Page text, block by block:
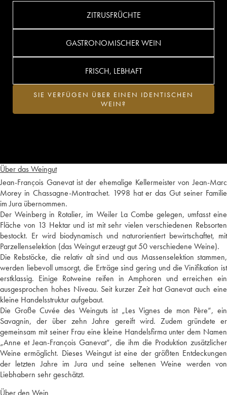
Über das Weingut
Jean-François Ganevat ist der ehemalige Kellermeister von Jean-Marc
Morey in Chassagne-Montrachet. 1998 hat er das Gut seiner Familie
im Jura übernommen.
Der Weinberg in Rotalier, im Weiler La Combe gelegen, umfasst eine
Fläche von 13 Hektar und ist mit sehr vielen verschiedenen Rebsorten
bestockt. Er wird biodynamisch und naturorientiert bewirtschaftet, mit
Parzellenselektion (das Weingut erzeugt gut 50 verschiedene Weine).
Die Rebstöcke, die relativ alt sind und aus Massenselektion stammen,
werden liebevoll umsorgt, die Erträge sind gering und die Vinifikation ist
erstklassig. Einige Rotweine reifen in Amphoren und erreichen ein
ausgesprochen hohes Niveau. Seit kurzer Zeit hat Ganevat auch eine
kleine Handelsstruktur aufgebaut.
Die Große Cuvée des Weinguts ist „Les Vignes de mon Père“, ein
Savagnin, der über zehn Jahre gereift wird. Zudem gründete er
gemeinsam mit seiner Frau eine kleine Handelsfirma unter dem Namen
„Anne et Jean-François Ganevat“, die ihm die Produktion zusätzlicher
Weine ermöglicht. Dieses Weingut ist eine der größten Entdeckungen
der letzten Jahre im Jura und seine seltenen Weine werden von
Liebhabern sehr geschätzt.
Über den Wein
ZITRUSFRÜCHTE
GASTRONOMISCHER WEIN
FRISCH, LEBHAFT
SIE VERFÜGEN ÜBER EINEN IDENTISCHEN
WEIN?